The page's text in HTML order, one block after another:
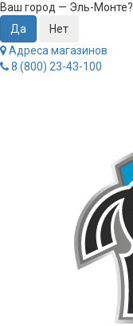
Ваш город — Эль-Монте?
Адреса магазинов
8 (800) 23-43-100